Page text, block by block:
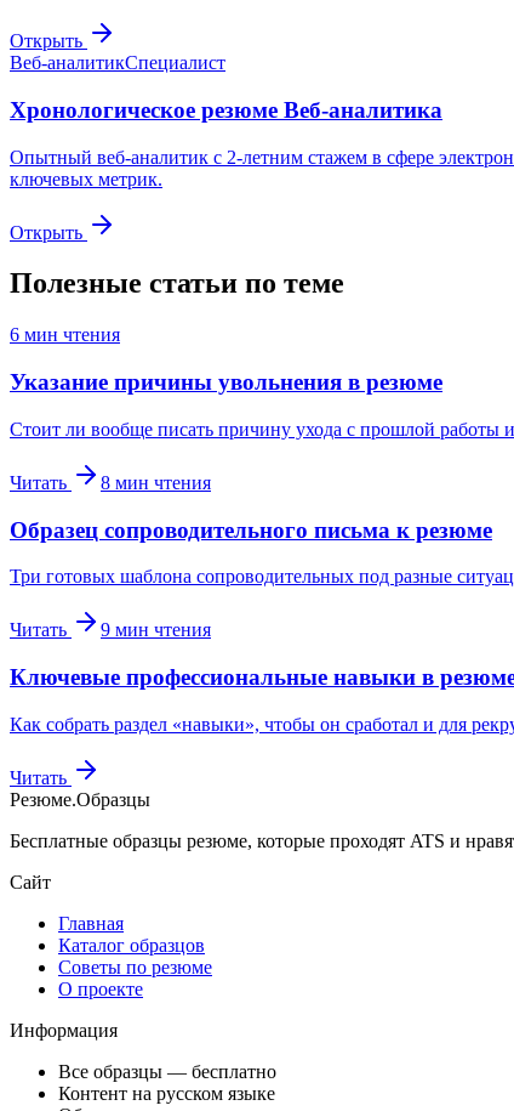
Открыть
Веб-аналитикСпециалист
Хронологическое резюме Веб-аналитика
Опытный веб-аналитик с 2-летним стажем в сфере
ключевых метрик.
Открыть
Полезные статьи по теме
6 мин чтения
Указание причины увольнения в резюме
Стоит ли вообще писать причину ухода с прошлой работы
Читать 8 мин чтения
Образец сопроводительного письма к резюме
Три готовых шаблона сопроводительных под разные
Читать 9 мин чтения
Ключевые профессиональные навыки в
Как собрать раздел «навыки», чтобы он сработал и для
Читать
Резюме.Образцы
Бесплатные образцы резюме, которые проходят ATS и
Сайт
Главная
Каталог образцов
Советы по резюме
О проекте
Информация
Все образцы — бесплатно
Контент на русском языке